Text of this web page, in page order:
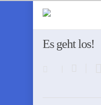
Es geht los!